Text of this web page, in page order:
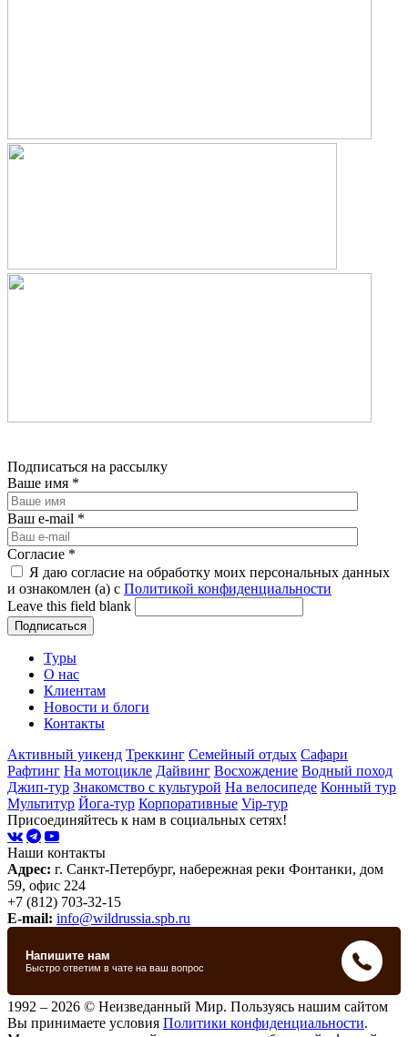
Подписаться на рассылку
Ваше имя *
Ваш e-mail *
Согласие *
Я даю согласие на обработку моих персональных данных
и ознакомлен (а) с Политикой конфиденциальности
Leave this field blank
Туры
О нас
Клиентам
Новости и блоги
Контакты
Активный уикенд Треккинг Семейный отдых Сафари
Рафтинг На мотоцикле Дайвинг Восхождение Водный поход
Джип-тур Знакомство с культурой На велосипеде Конный тур
Мультитур Йога-тур Корпоративные Vip-тур
Присоединяйтесь к нам в социальных сетях!
Наши контакты
Адрес: г. Санкт-Петербург, набережная реки Фонтанки, дом
59, офис 224
+7 (812) 703-32-15
E-mail: info@wildrussia.spb.ru
1992 – 2026 © Неизведанный Мир. Пользуясь нашим сайтом
Вы принимаете условия Политики конфиденциальности.